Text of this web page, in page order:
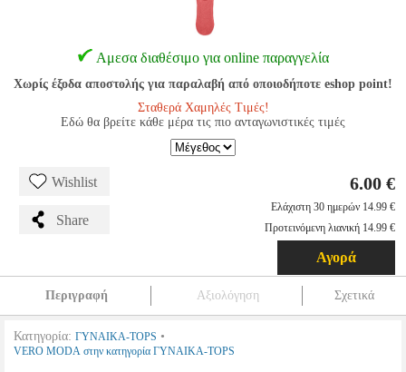
Αμεσα διαθέσιμο για online παραγγελία
Χωρίς έξοδα αποστολής για παραλαβή από οποιοδήποτε eshop point!
Σταθερά Χαμηλές Τιμές!
Εδώ θα βρείτε κάθε μέρα τις πιο ανταγωνιστικές τιμές
Wishlist
Share
6.00 €
Ελάχιστη 30 ημερών 14.99 €
Προτεινόμενη λιανική 14.99 €
Αγορά
Περιγραφή Αξιολόγηση Σχετικά
Κατηγορία: ΓΥΝΑΙΚΑ-TOPS •
VERO MODA στην κατηγορία ΓΥΝΑΙΚΑ-TOPS